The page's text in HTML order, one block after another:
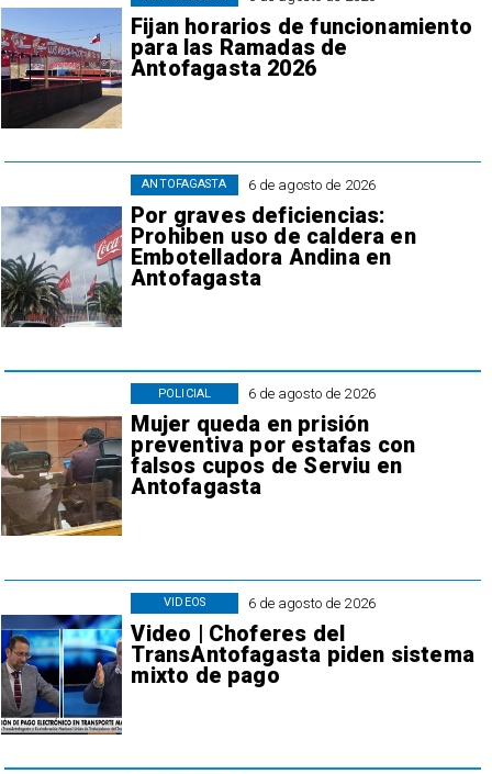
Fijan horarios de funcionamiento
para las Ramadas de
Antofagasta 2026
6 de agosto de 2026
Por graves deficiencias:
Prohiben uso de caldera en
Embotelladora Andina en
Antofagasta
ANTOFAGASTA
6 de agosto de 2026
Mujer queda en prisión
preventiva por estafas con
falsos cupos de Serviu en
Antofagasta
POLICIAL
6 de agosto de 2026
Video | Choferes del
TransAntofagasta piden sistema
mixto de pago
VIDEOS